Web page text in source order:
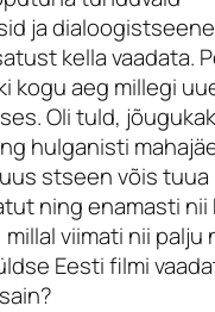
ja
kella vaadata.
kogu aeg millegi
Oli tuld,
hulganisti
stseen võis tuua
ning enamasti nii
viimati nii palju
Eesti filmi